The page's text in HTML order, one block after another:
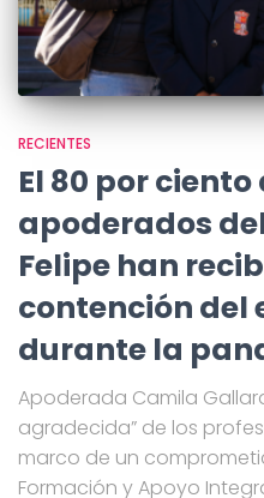
RECIENTES
El 80 por ciento
apoderados
Felipe han
contención
durante la
Apoderada Camila
agradecida” de los
marco de un
Formación y Apoyo